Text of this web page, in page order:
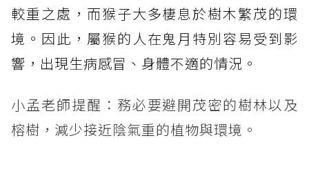
較重之處，而猴子大多棲息於樹木繁茂的環
境。因此，屬猴的人在鬼月特別容易受到影
響，出現生病感冒、身體不適的情況。
小孟老師提醒：務必要避開茂密的樹林以及
榕樹，減少接近陰氣重的植物與環境。